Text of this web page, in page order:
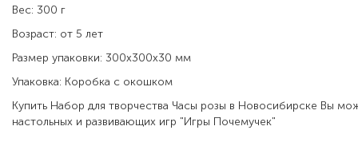
Вес: 300 г
Возраст: от 5 лет
Размер упаковки: 300х300х30 мм
Упаковка: Коробка с окошком
Купить Набор для творчества Часы розы в Новосибирске Вы
настольных и развивающих игр "Игры Почемучек"